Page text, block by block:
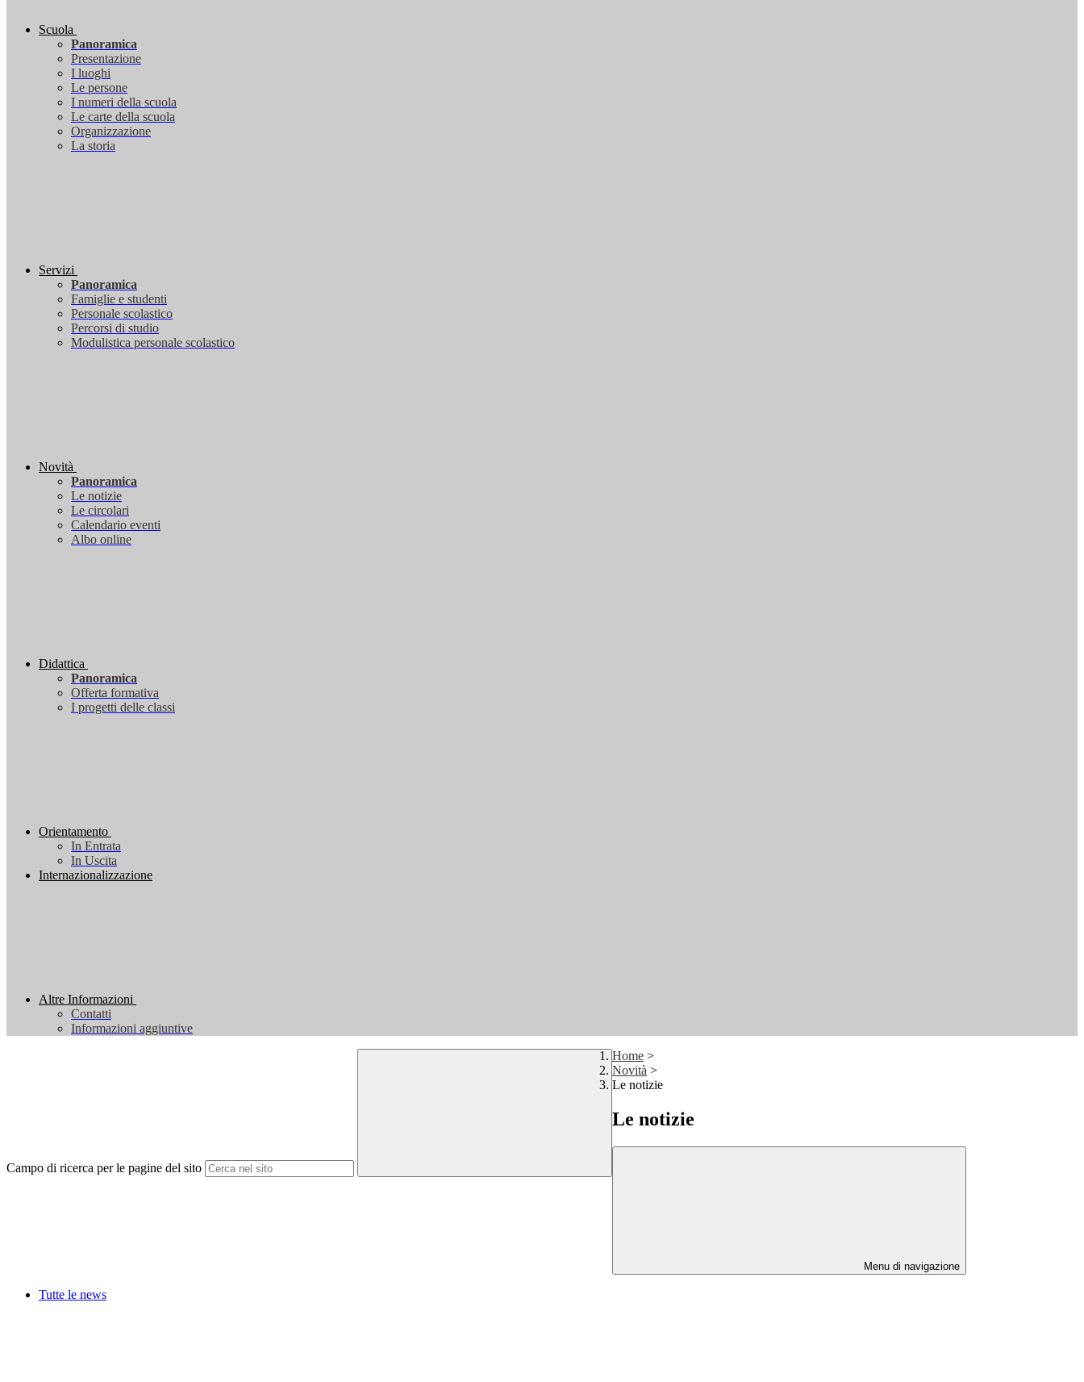
Scuola
Panoramica
Presentazione
I luoghi
Le persone
I numeri della scuola
Le carte della scuola
Organizzazione
La storia
Servizi
Panoramica
Famiglie e studenti
Personale scolastico
Percorsi di studio
Modulistica personale scolastico
Novità
Panoramica
Le notizie
Le circolari
Calendario eventi
Albo online
Didattica
Panoramica
Offerta formativa
I progetti delle classi
Orientamento
In Entrata
In Uscita
Internazionalizzazione
Altre Informazioni
Contatti
Informazioni aggiuntive
Campo di ricerca per le pagine del sito
Home >
Novità >
Le notizie
Le notizie
Menu di navigazione
Tutte le news